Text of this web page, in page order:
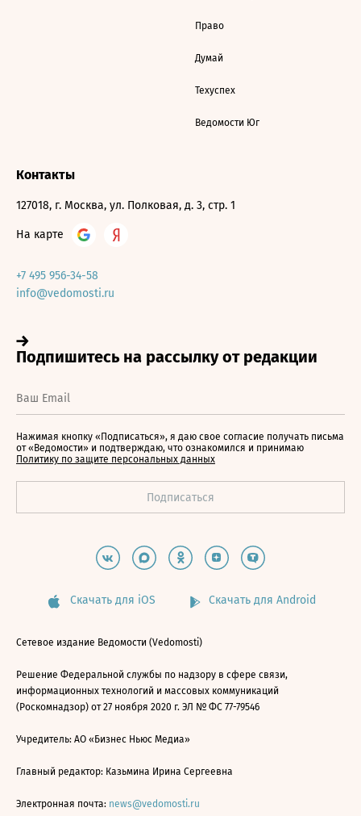
Право
Думай
Техуспех
Ведомости Юг
Контакты
127018, г. Москва, ул. Полковая, д. 3, стр. 1
На карте
+7 495 956-34-58
info@vedomosti.ru
Нажимая кнопку «Подписаться», я даю свое согласие получать письма
от «Ведомости» и подтверждаю, что ознакомился и принимаю
Политику по защите персональных данных
Скачать для iOS Скачать для Android
Сетевое издание Ведомости (Vedomosti)
Решение Федеральной службы по надзору в сфере связи,
информационных технологий и массовых коммуникаций
(Роскомнадзор) от 27 ноября 2020 г. ЭЛ № ФС 77-79546
Учредитель: АО «Бизнес Ньюс Медиа»
Главный редактор: Казьмина Ирина Сергеевна
Электронная почта: news@vedomosti.ru